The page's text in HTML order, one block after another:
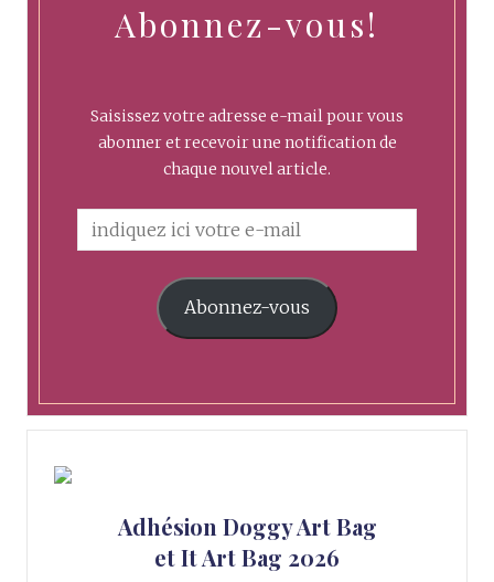
Abonnez-vous!
Saisissez votre adresse e-mail pour vous
abonner et recevoir une notification de
chaque nouvel article.
Abonnez-vous
Adhésion Doggy Art Bag
et It Art Bag 2026